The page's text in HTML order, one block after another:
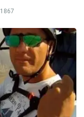
1867